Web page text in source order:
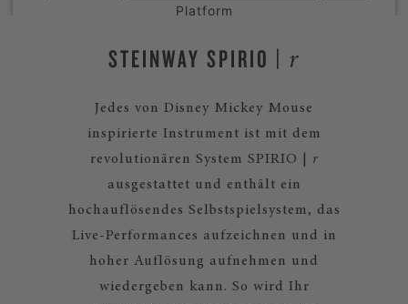
Platform
STEINWAY SPIRIO | r
Jedes von Disney Mickey Mouse
inspirierte Instrument ist mit dem
revolutionären System SPIRIO | r
ausgestattet und enthält ein
hochauflösendes Selbstspielsystem, das
Live-Performances aufzeichnen und in
hoher Auflösung aufnehmen und
wiedergeben kann. So wird Ihr